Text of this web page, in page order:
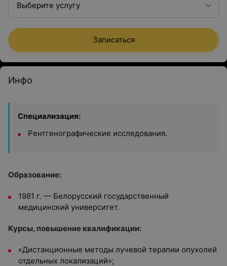
Выберите услугу
Записаться
Инфо
Специализация:
Рентгенографические исследования.
Образование:
1981 г. — Белорусский государственный
медицинский университет.
Курсы, повышение квалификации:
«Дистанционные методы лучевой терапии опухолей
отдельных локализаций»;